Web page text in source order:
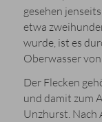
gesehen
etwa
wurde, ist es
Oberwasser
Der Flecken
und damit zum
Unzhurst. Nach